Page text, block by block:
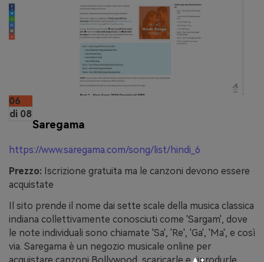
06
di 08
Saregama
https://www.saregama.com/song/list/hindi_6
Prezzo: Iscrizione gratuita ma le canzoni devono essere
acquistate
Il sito prende il nome dai sette scale della musica classica
indiana collettivamente conosciuti come 'Sargam', dove
le note individuali sono chiamate 'Sa', 'Re', 'Ga', 'Ma', e così
via. Saregama è un negozio musicale online per